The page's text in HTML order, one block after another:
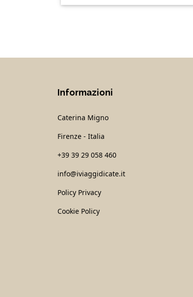
Informazioni
Caterina Migno
Firenze - Italia
+39 39 29 058 460
info@iviaggidicate.it
Policy Privacy
Cookie Policy